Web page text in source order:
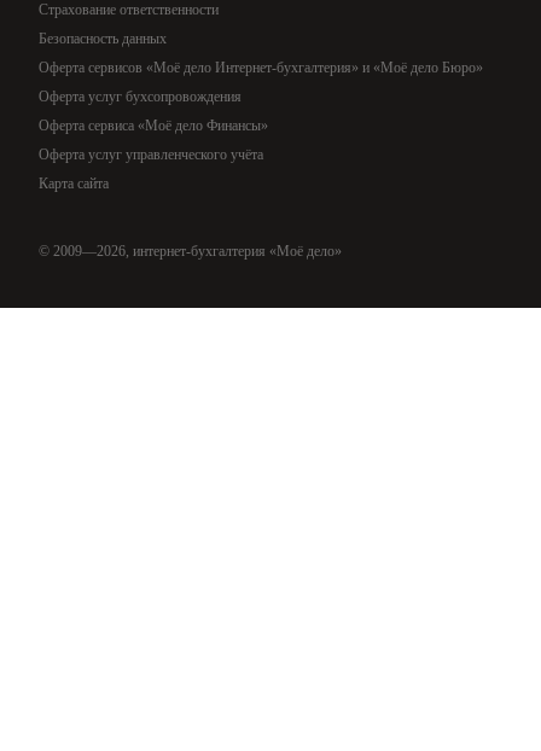
Страхование ответственности
Безопасность данных
Оферта сервисов «Моё дело Интернет-бухгалтерия» и «Моё дело Бюро»
Оферта услуг бухсопровождения
Оферта сервиса «Моё дело Финансы»
Оферта услуг управленческого учёта
Карта сайта
© 2009—2026, интернет-бухгалтерия «Моё дело»